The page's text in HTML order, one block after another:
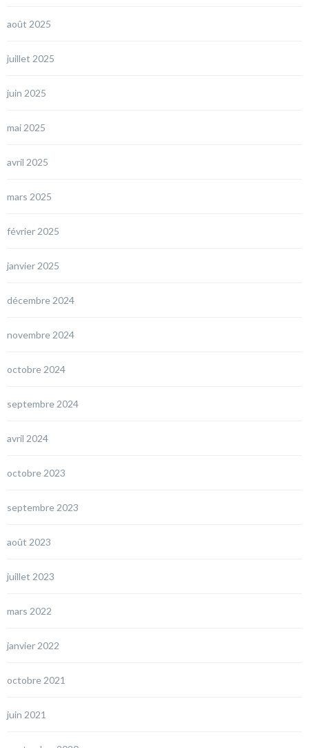
août 2025
juillet 2025
juin 2025
mai 2025
avril 2025
mars 2025
février 2025
janvier 2025
décembre 2024
novembre 2024
octobre 2024
septembre 2024
avril 2024
octobre 2023
septembre 2023
août 2023
juillet 2023
mars 2022
janvier 2022
octobre 2021
juin 2021